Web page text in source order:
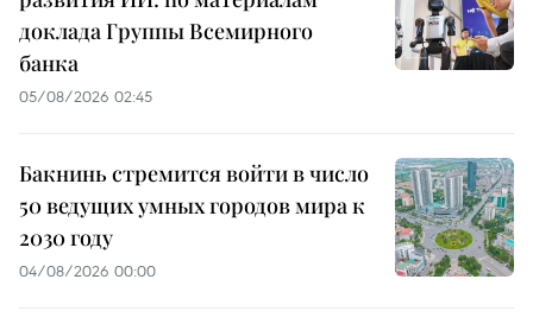
доклада Группы Всемирного
банка
05/08/2026 02:45
Бакнинь стремится войти в число
50 ведущих умных городов мира к
2030 году
04/08/2026 00:00